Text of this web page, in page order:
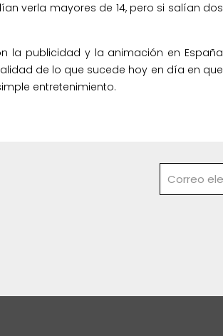
verla mayores de 14, pero si salían dos
la publicidad y la animación en España
de lo que sucede hoy en día en que
entretenimiento.